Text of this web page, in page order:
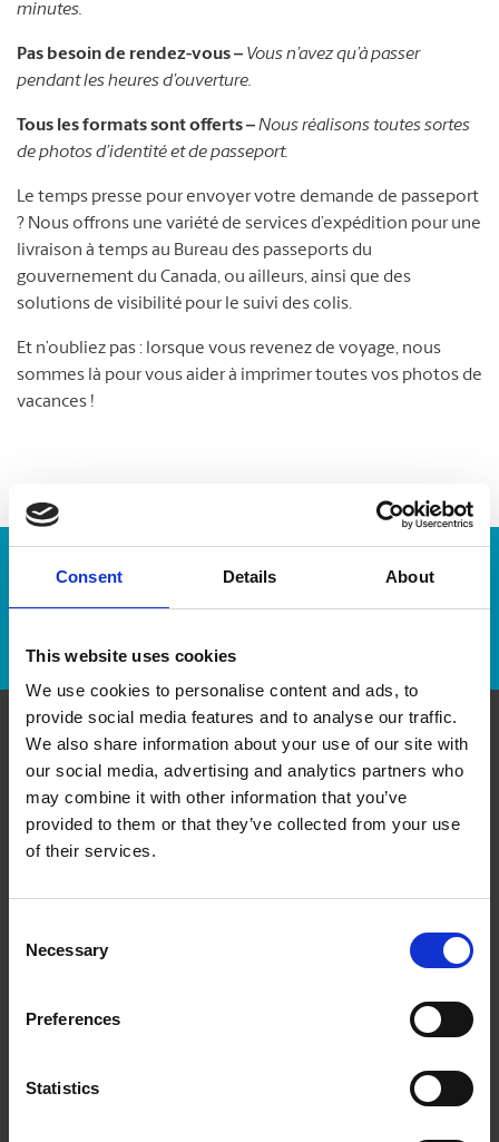
Consent Details About
This website uses cookies
We use cookies to personalise content and ads, to
provide social media features and to analyse our traffic.
We also share information about your use of our site with
our social media, advertising and analytics partners who
may combine it with other information that you’ve
provided to them or that they’ve collected from your use
of their services.
Selection
Necessary
Preferences
Statistics
minutes.
Pas besoin de rendez-vous – Vous n’avez qu’à passer
pendant les heures d’ouverture.
Tous les formats sont offerts –Nous réalisons toutes sortes
de photos d’identité et de passeport.
Le temps presse pour envoyer votre demande de passeport
? Nous offrons une variété de services d’expédition pour une
livraison à temps au Bureau des passeports du
gouvernement du Canada, ou ailleurs, ainsi que des
solutions de visibilité pour le suivi des colis.
Et n’oubliez pas : lorsque vous revenez de voyage, nous
sommes là pour vous aider à imprimer toutes vos photos de
vacances !
Numéro de suivi :
Communiquer avec nous
The UPS Store #108
234-5149 Country Hills Boulevard Northwest
Calgary Alberta - T3A 5K8
(403) 547-4317